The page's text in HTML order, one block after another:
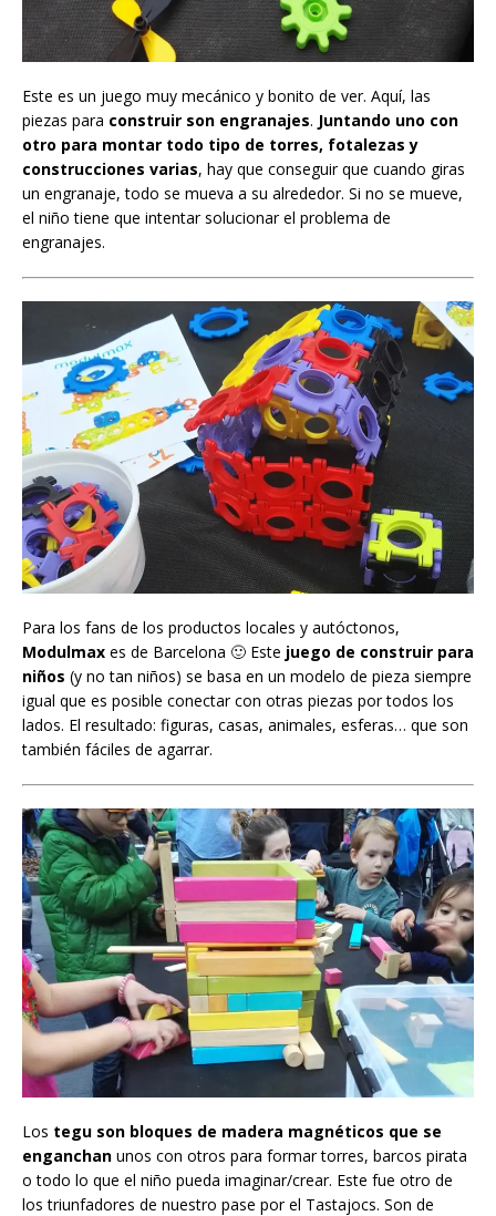
Este es un juego muy mecánico y bonito de ver. Aquí, las
piezas para construir son engranajes. Juntando uno con
otro para montar todo tipo de torres, fotalezas y
construcciones varias, hay que conseguir que cuando giras
un engranaje, todo se mueva a su alrededor. Si no se mueve,
el niño tiene que intentar solucionar el problema de
engranajes.
Para los fans de los productos locales y autóctonos,
Modulmax es de Barcelona 🙂 Este juego de construir para
niños (y no tan niños) se basa en un modelo de pieza siempre
igual que es posible conectar con otras piezas por todos los
lados. El resultado: figuras, casas, animales, esferas… que son
también fáciles de agarrar.
Los tegu son bloques de madera magnéticos que se
enganchan unos con otros para formar torres, barcos pirata
o todo lo que el niño pueda imaginar/crear. Este fue otro de
los triunfadores de nuestro pase por el Tastajocs. Son de